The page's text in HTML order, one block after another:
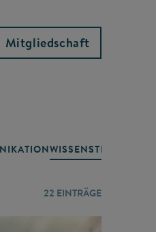
Mitgliedschaft
WISSENSTRANSFER
22 EINTRÄGE